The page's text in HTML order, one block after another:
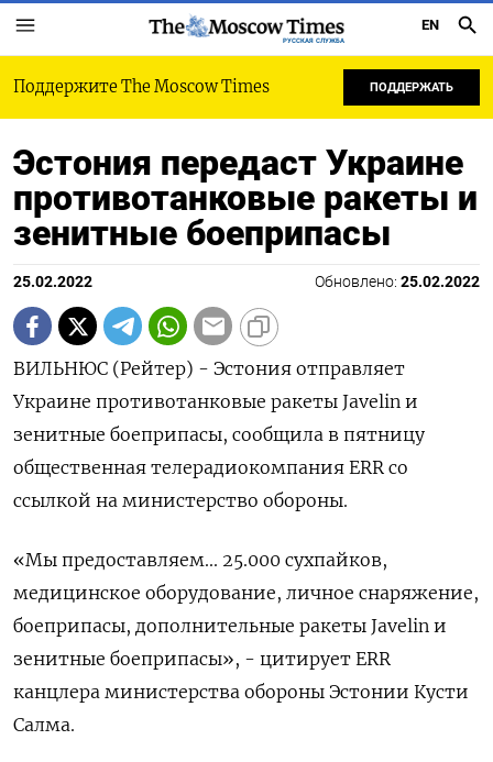
РУССКАЯ СЛУЖБА
EN
Поддержите The Moscow Times ПОДДЕРЖАТЬ
Эстония передаст Украине
противотанковые ракеты и
зенитные боеприпасы
25.02.2022 Обновлено: 25.02.2022
ВИЛЬНЮС (Рейтер) - Эстония отправляет
Украине противотанковые ракеты Javelin и
зенитные боеприпасы, сообщила в пятницу
общественная телерадиокомпания ERR со
ссылкой на министерство обороны.
«Мы предоставляем... 25.000 сухпайков,
медицинское оборудование, личное снаряжение,
боеприпасы, дополнительные ракеты Javelin и
зенитные боеприпасы», - цитирует ERR
канцлера министерства обороны Эстонии Кусти
Салма.